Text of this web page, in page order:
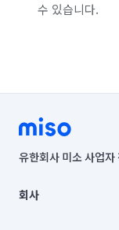
수 있습니다.
유한회사 미소 사업자
00019 |
회사